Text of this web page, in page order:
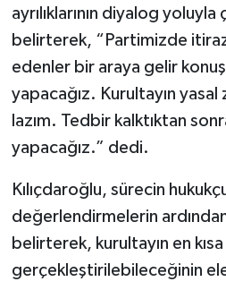
ayrılıklarının diyalog
belirterek, “Partimizde
edenler bir araya gelir
yapacağız. Kurultayın yasal
lazım. Tedbir kalktıktan
yapacağız.” dedi.
Kılıçdaroğlu, sürecin
değerlendirmelerin
belirterek, kurultayın en kısa
gerçekleştirilebileceğinin ele